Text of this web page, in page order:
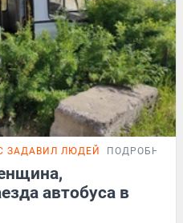
ЗАДАВИЛ ЛЮДЕЙ
автобуса в